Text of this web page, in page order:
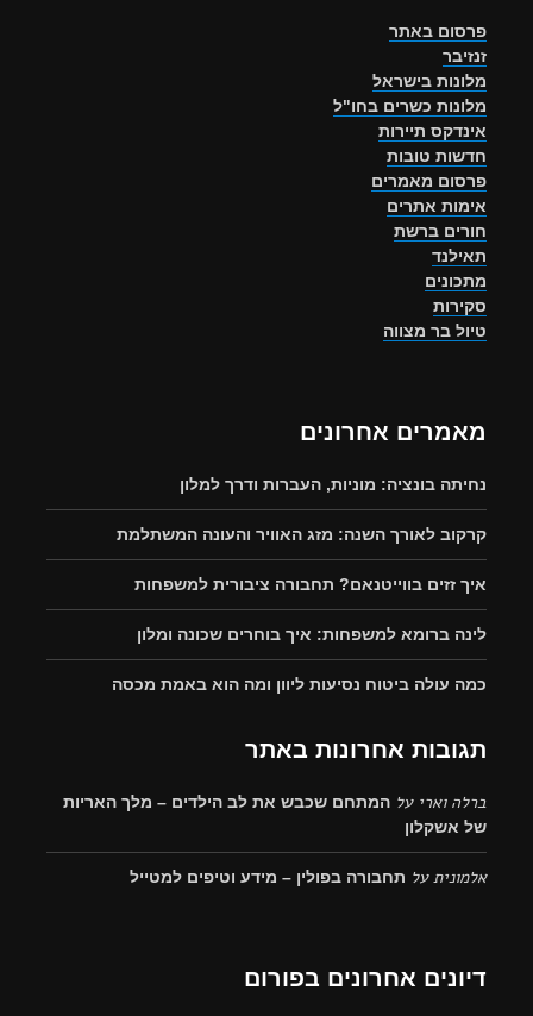
פרסום באתר
זנזיבר
מלונות בישראל
מלונות כשרים בחו"ל
אינדקס תיירות
חדשות טובות
פרסום מאמרים
אימות אתרים
חורים ברשת
תאילנד
מתכונים
סקירות
טיול בר מצווה
מאמרים אחרונים
נחיתה בונציה: מוניות, העברות ודרך למלון
קרקוב לאורך השנה: מזג האוויר והעונה המשתלמת
איך זזים בווייטנאם? תחבורה ציבורית למשפחות
לינה ברומא למשפחות: איך בוחרים שכונה ומלון
כמה עולה ביטוח נסיעות ליוון ומה הוא באמת מכסה
תגובות אחרונות באתר
ברלה וארי על המתחם שכבש את לב הילדים – מלך האריות
של אשקלון
אלמוניתעל תחבורה בפולין – מידע וטיפים למטייל
דיונים אחרונים בפורום